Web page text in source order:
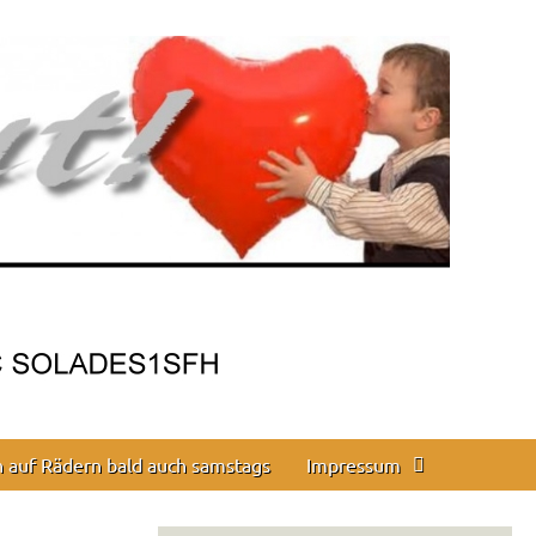
Rädern bald auch samstags Impressum